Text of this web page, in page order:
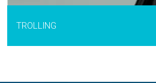
TROLLING